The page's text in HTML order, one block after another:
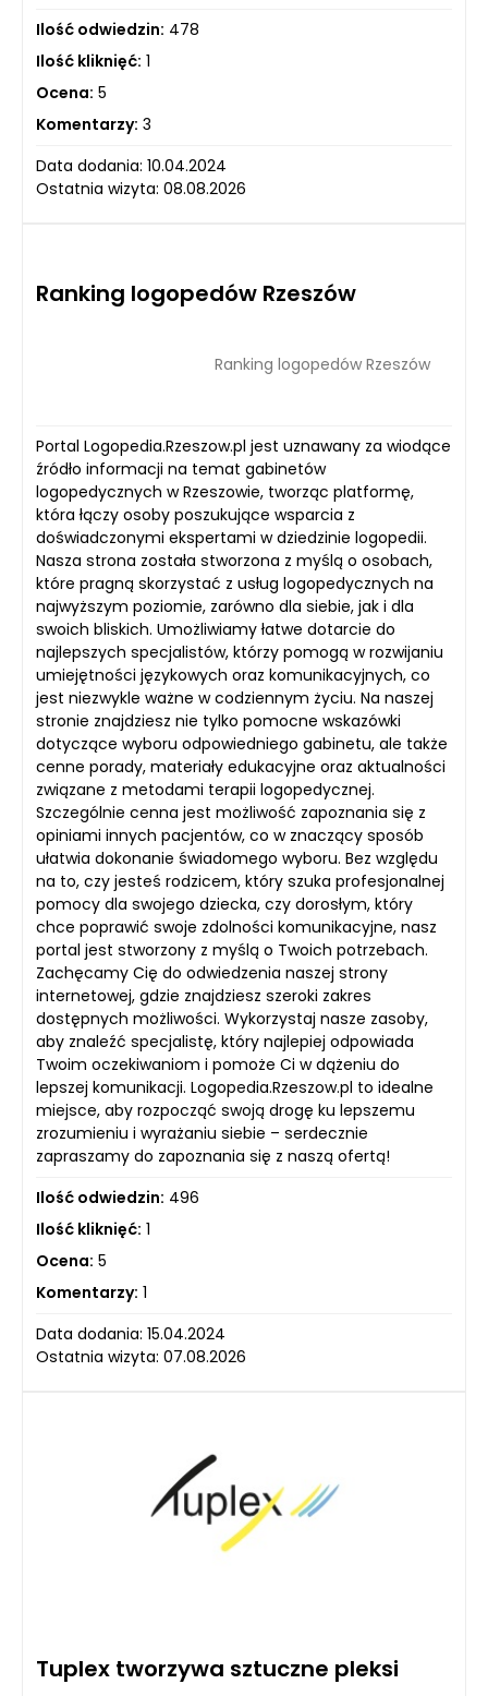
Ilość odwiedzin: 478
Ilość kliknięć: 1
Ocena: 5
Komentarzy: 3
Data dodania: 10.04.2024
Ostatnia wizyta: 08.08.2026
Ranking logopedów Rzeszów
Ranking logopedów Rzeszów
Portal Logopedia.Rzeszow.pl jest uznawany za wiodące
źródło informacji na temat gabinetów
logopedycznych w Rzeszowie, tworząc platformę,
która łączy osoby poszukujące wsparcia z
doświadczonymi ekspertami w dziedzinie logopedii.
Nasza strona została stworzona z myślą o osobach,
które pragną skorzystać z usług logopedycznych na
najwyższym poziomie, zarówno dla siebie, jak i dla
swoich bliskich. Umożliwiamy łatwe dotarcie do
najlepszych specjalistów, którzy pomogą w rozwijaniu
umiejętności językowych oraz komunikacyjnych, co
jest niezwykle ważne w codziennym życiu. Na naszej
stronie znajdziesz nie tylko pomocne wskazówki
dotyczące wyboru odpowiedniego gabinetu, ale także
cenne porady, materiały edukacyjne oraz aktualności
związane z metodami terapii logopedycznej.
Szczególnie cenna jest możliwość zapoznania się z
opiniami innych pacjentów, co w znaczący sposób
ułatwia dokonanie świadomego wyboru. Bez względu
na to, czy jesteś rodzicem, który szuka profesjonalnej
pomocy dla swojego dziecka, czy dorosłym, który
chce poprawić swoje zdolności komunikacyjne, nasz
portal jest stworzony z myślą o Twoich potrzebach.
Zachęcamy Cię do odwiedzenia naszej strony
internetowej, gdzie znajdziesz szeroki zakres
dostępnych możliwości. Wykorzystaj nasze zasoby,
aby znaleźć specjalistę, który najlepiej odpowiada
Twoim oczekiwaniom i pomoże Ci w dążeniu do
lepszej komunikacji. Logopedia.Rzeszow.pl to idealne
miejsce, aby rozpocząć swoją drogę ku lepszemu
zrozumieniu i wyrażaniu siebie – serdecznie
zapraszamy do zapoznania się z naszą ofertą!
Ilość odwiedzin: 496
Ilość kliknięć: 1
Ocena: 5
Komentarzy: 1
Data dodania: 15.04.2024
Ostatnia wizyta: 07.08.2026
Tuplex tworzywa sztuczne pleksi